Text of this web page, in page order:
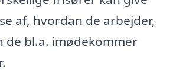
af, hvordan de arbejder,
de bl.a. imødekommer